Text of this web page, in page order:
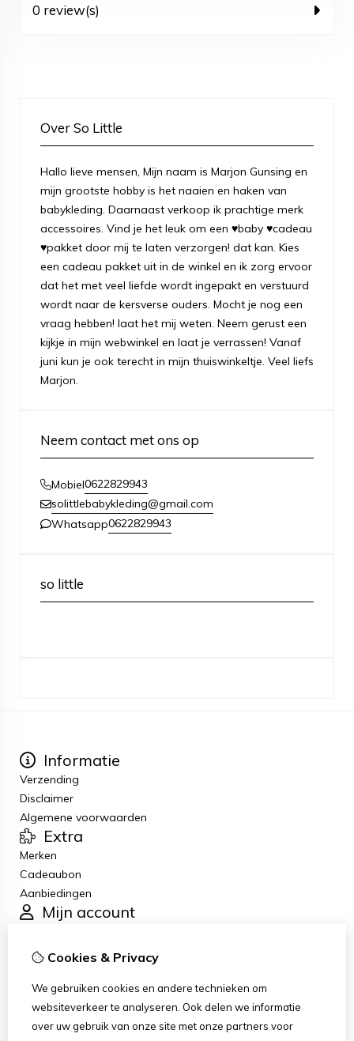
0 review(s)
Over So Little
Hallo lieve mensen, Mijn naam is Marjon Gunsing en
mijn grootste hobby is het naaien en haken van
babykleding. Daarnaast verkoop ik prachtige merk
accessoires. Vind je het leuk om een ♥baby ♥cadeau
♥pakket door mij te laten verzorgen! dat kan. Kies
een cadeau pakket uit in de winkel en ik zorg ervoor
dat het met veel liefde wordt ingepakt en verstuurd
wordt naar de kersverse ouders. Mocht je nog een
vraag hebben! laat het mij weten. Neem gerust een
kijkje in mijn webwinkel en laat je verrassen! Vanaf
juni kun je ook terecht in mijn thuiswinkeltje. Veel liefs
Marjon.
Neem contact met ons op
Mobiel0622829943
solittlebabykleding@gmail.com
Whatsapp0622829943
so little
Informatie
Verzending
Disclaimer
Algemene voorwaarden
Extra
Merken
Cadeaubon
Aanbiedingen
Mijn account
Bestelhistorie
Klantenservice
Contact
Retourneren
Cookies & Privacy
We gebruiken cookies en andere technieken om
websiteverkeer te analyseren. Ook delen we informatie
over uw gebruik van onze site met onze partners voor